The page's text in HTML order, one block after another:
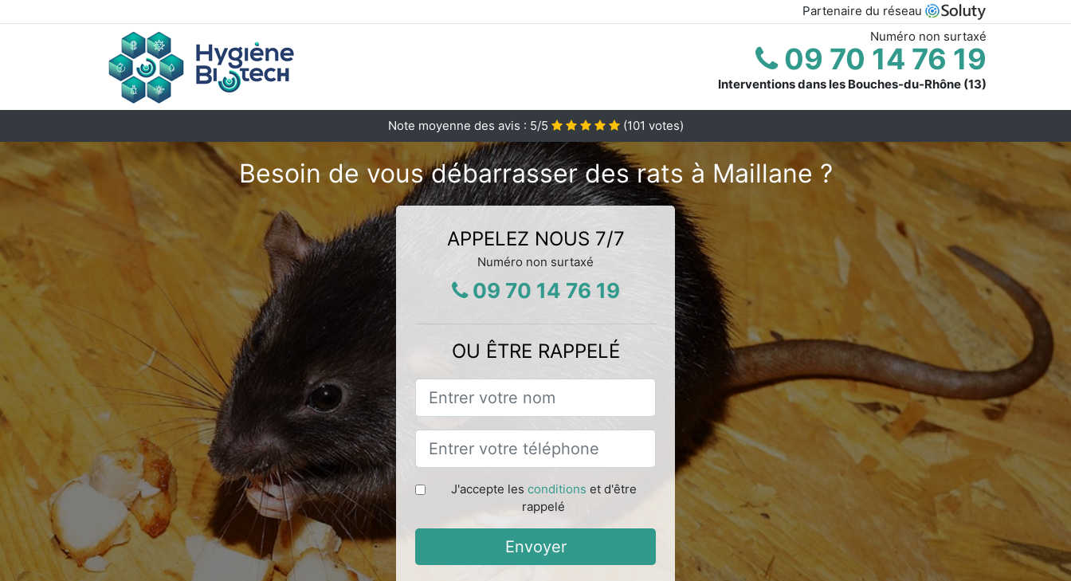
Partenaire du réseau
Numéro non surtaxé
09 70 14 76 19
Interventions dans les Bouches-du-Rhône (13)
Note moyenne des avis : 5/5 (101 votes)
Besoin de vous débarrasser des rats à Maillane ?
APPELEZ NOUS 7/7
Numéro non surtaxé
09 70 14 76 19
OU ÊTRE RAPPELÉ
J'accepte les conditions et d'être
rappelé
Envoyer